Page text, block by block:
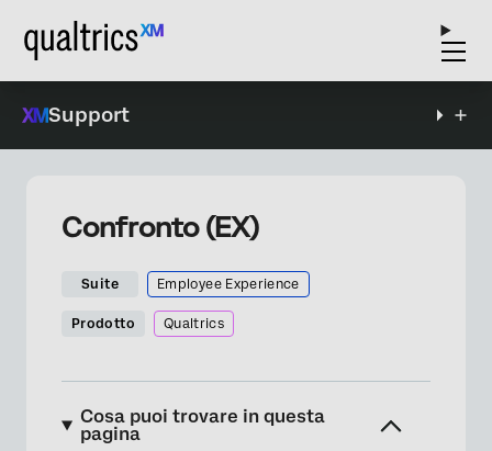
Support
Confronto (EX)
Suite Employee Experience
Prodotto Qualtrics
Cosa puoi trovare in questa
pagina